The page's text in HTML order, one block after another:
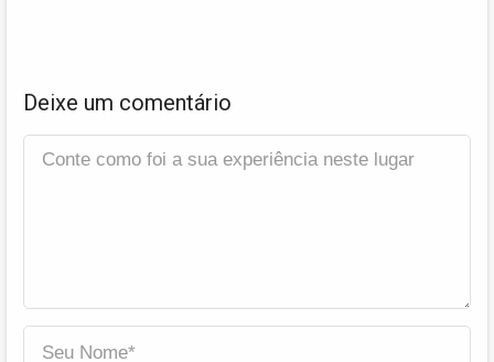
Deixe um comentário